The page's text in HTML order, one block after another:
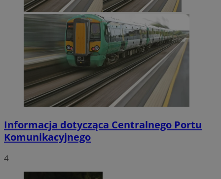
Informacja dotycząca Centralnego Portu
Komunikacyjnego
4